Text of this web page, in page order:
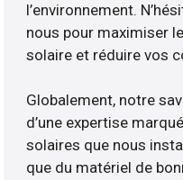
l’environnement.
nous pour maximiser
solaire et réduire vos
Globalement, notre
d’une expertise
solaires que nous
que du matériel de